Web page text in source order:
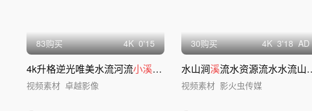
83购买 4K 0'15
4k升格逆光唯美水流河流小溪小 河流淌山泉
视频素材 卓越影像
30购买 4K 3'18 AD
水山涧溪流水资源流水水流山泉水河流水花
视频素材 影火虫传媒